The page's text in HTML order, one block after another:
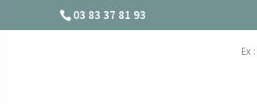
03 83 37 81 93